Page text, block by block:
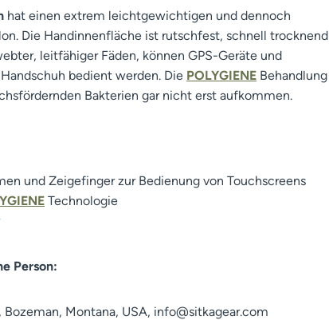
hat einen extrem leichtgewichtigen und dennoch
Die Handinnenfläche ist rutschfest, schnell trocknend
leitfähiger Fäden, können GPS-Geräte und
bedient werden. Die POLYGIENE Behandlung
Bakterien gar nicht erst aufkommen.
und Zeigefinger zur Bedienung von Touchscreens
Technologie
Person:
Bozeman, Montana, USA, info@sitkagear.com